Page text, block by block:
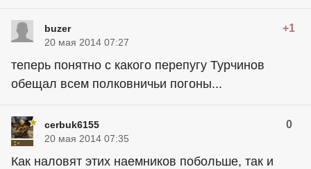
buzer +1
20 мая 2014 07:27
теперь понятно с какого перепугу Турчинов
обещал всем полковничьи погоны...
cerbuk6155 0
20 мая 2014 07:35
Как наловят этих наемников побольше, так и